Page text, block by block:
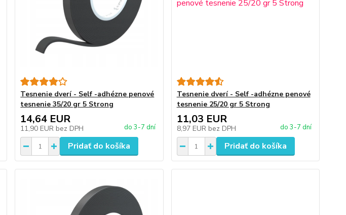
Tesnenie dverí - Self -adhézne penové
tesnenie 35/20 gr 5 Strong
14,64 EUR
11,90 EUR bez DPH do 3-7 dní
Pridať do košíka
Tesnenie dverí - Self -adhézne penové
tesnenie 25/20 gr 5 Strong
11,03 EUR
8,97 EUR bez DPH do 3-7 dní
Pridať do košíka